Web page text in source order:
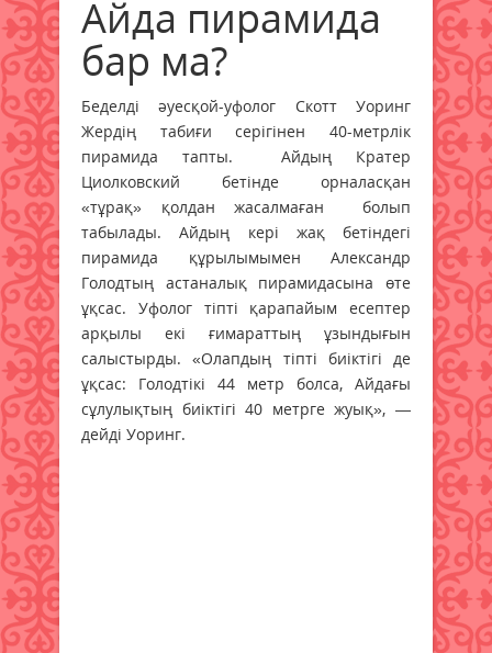
Айда пирамида
бар ма?
Беделді әуесқой-уфолог Скотт Уоринг
Жердің табиғи серігінен 40-метрлік
пирамида тапты. Айдың Кратер
Циолковский бетінде орналасқан
«тұрақ» қолдан жасалмаған болып
табылады. Айдың кері жақ бетіндегі
пирамида құрылымымен Александр
Голодтың астаналық пирамидасына өте
ұқсас. Уфолог тіпті қарапайым есептер
арқылы екі ғимараттың ұзындығын
салыстырды. «Олапдың тіпті биіктігі де
ұқсас: Голодтікі 44 метр болса, Айдағы
сұлулықтың биіктігі 40 метрге жуық», —
дейді Уоринг.